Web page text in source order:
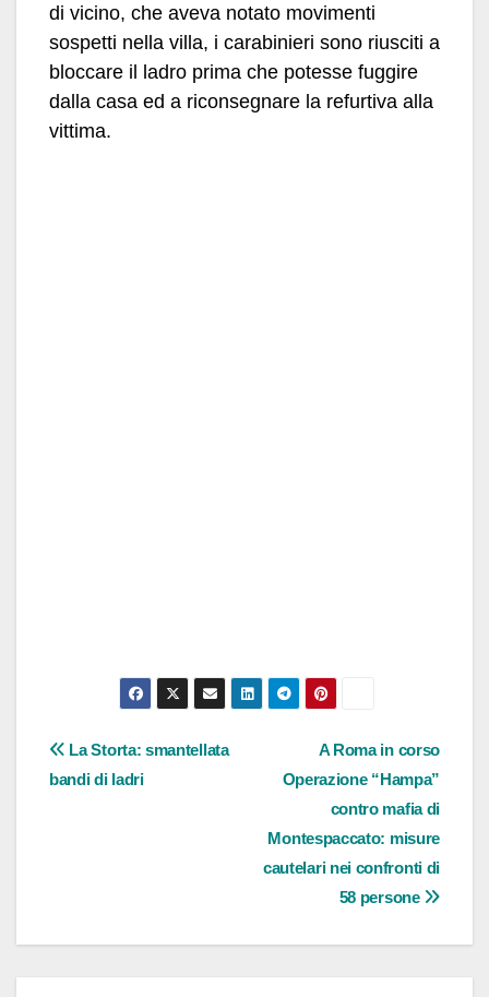
di vicino, che aveva notato movimenti
sospetti nella villa, i carabinieri sono riusciti a
bloccare il ladro prima che potesse fuggire
dalla casa ed a riconsegnare la refurtiva alla
vittima.
Navigazione
A Roma in corso
Operazione “Hampa”
contro mafia di
Montespaccato: misure
cautelari nei confronti di
58 persone
La Storta: smantellata
bandi di ladri